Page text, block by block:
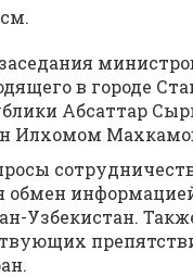
в городе
Абсаттар
Илхомом
обмен
Узбекистан.